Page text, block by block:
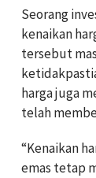
Seorang
kenaikan
tersebut
harga juga
telah
“Kenaikan
emas tetap